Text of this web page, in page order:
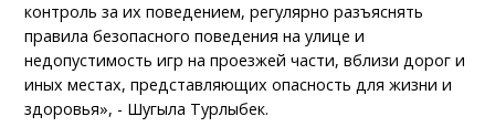
контроль за их поведением, регулярно разъяснять
правила безопасного поведения на улице и
недопустимость игр на проезжей части, вблизи дорог и
иных местах, представляющих опасность для жизни и
здоровья», - Шугыла Турлыбек.